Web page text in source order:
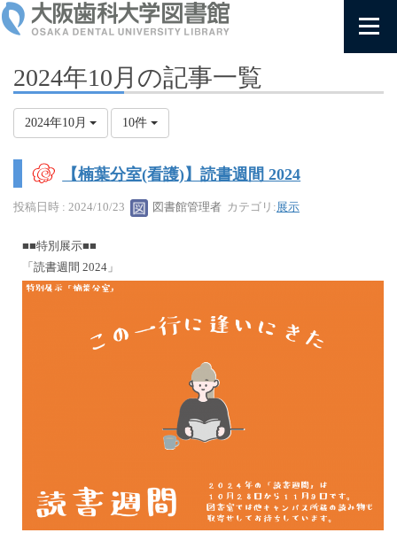
2024年10月の記事一覧
2024年10月 10件
【楠葉分室(看護)】読書週間 2024
投稿日時 : 2024/10/23 図書館管理者 カテゴリ:展示
■■特別展示■■
「読書週間 2024」